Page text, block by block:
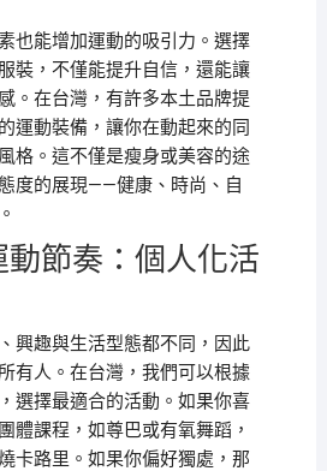
也能增加運動的吸引力。選擇
裝，不僅能提升自信，還能讓
。在台灣，有許多本土品牌提
運動裝備，讓你在動起來的同
格。這不僅是瘦身或美容的途
度的展現——健康、時尚、自
動節奏：個人化活
興趣與生活型態都不同，因此
有人。在台灣，我們可以根據
選擇最適合的活動。如果你喜
體課程，如尊巴或有氧舞蹈，
卡路里。如果你偏好獨處，那